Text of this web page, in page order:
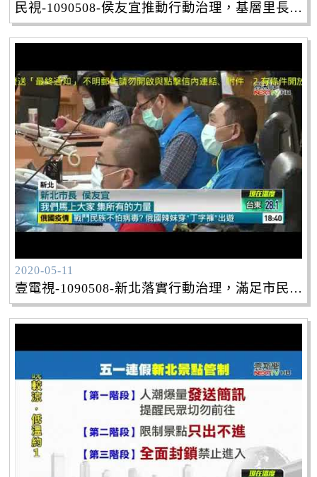
民視-1090508-侯友宜推動行動治理，基層里長滿意施政
2020-05-11
壹電視-1090508-新北落實行動治理，滿足市民需求